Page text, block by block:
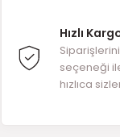
Hızlı
seçeneği
hızlıca